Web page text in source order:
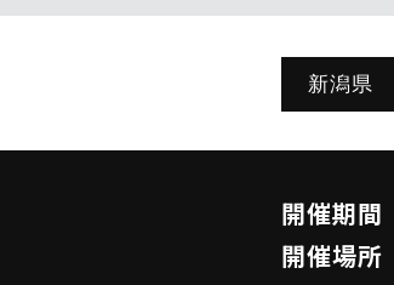
新潟県
開催期間
開催場所